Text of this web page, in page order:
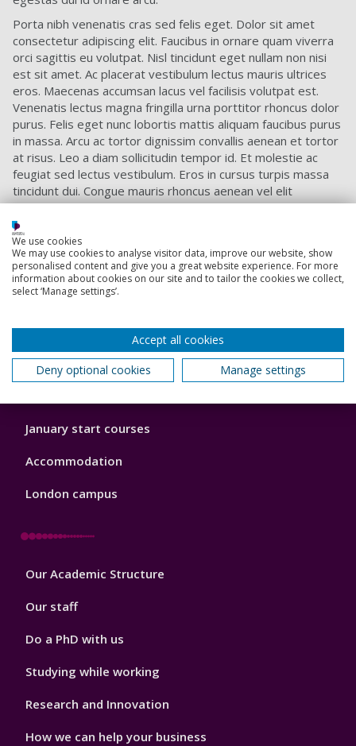
Porta nibh venenatis cras sed felis eget. Dolor sit amet
consectetur adipiscing elit. Faucibus in ornare quam viverra
orci sagittis eu volutpat. Nisl tincidunt eget nullam non nisi
est sit amet. Ac placerat vestibulum lectus mauris ultrices
eros. Maecenas accumsan lacus vel facilisis volutpat est.
Venenatis lectus magna fringilla urna porttitor rhoncus dolor
purus. Felis eget nunc lobortis mattis aliquam faucibus purus
in massa. Arcu ac tortor dignissim convallis aenean et tortor
at risus. Leo a diam sollicitudin tempor id. Et molestie ac
feugiat sed lectus vestibulum. Eros in cursus turpis massa
tincidunt dui. Congue mauris rhoncus aenean vel elit
scelerisque.
Back to top
Footer
Courses
Open Days
January start courses
Accommodation
London campus
Footer
Our Academic Structure
Our staff
Do a PhD with us
Studying while working
Research and Innovation
How we can help your business
We use cookies
We may use cookies to analyse visitor data, improve our website, show
personalised content and give you a great website experience. For more
information about cookies on our site and to tailor the cookies we collect,
select ‘Manage settings’.
Accept all cookies
Deny optional cookies
Manage settings